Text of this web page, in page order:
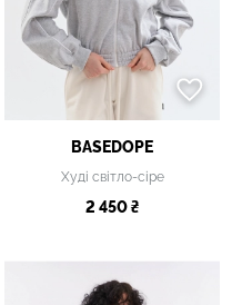
BASEDOPE
Худі світло-сіре
2 450 ₴